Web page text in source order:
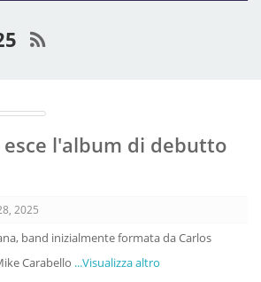
esce l'album di debutto
2025
band inizialmente formata da Carlos
Carabello ...Visualizza altro